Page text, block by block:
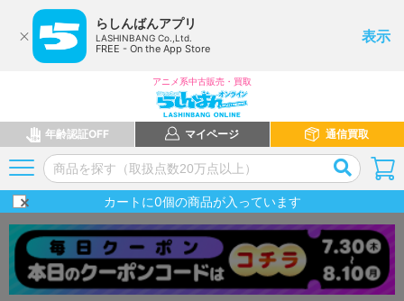
らしんばんアプリ
LASHINBANG Co.,Ltd.
FREE - On the App Store
表示
アニメ系中古販売・買取
年齢認証OFF マイページ 通信買取
カートに0個の商品が入っています